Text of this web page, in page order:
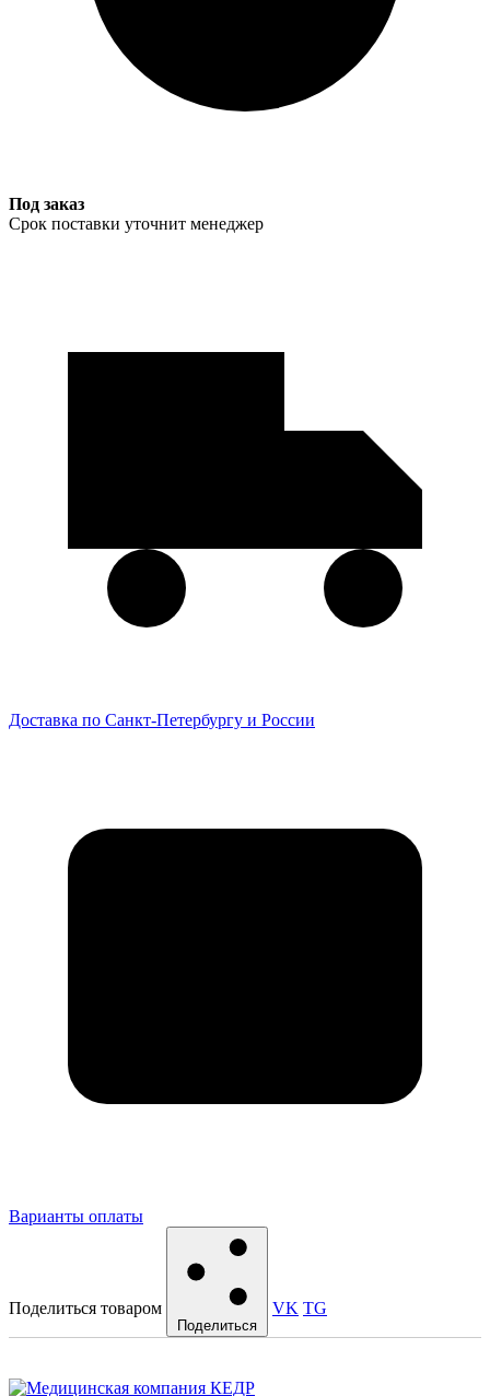
Под заказ
Срок поставки уточнит менеджер
Доставка по Санкт-Петербургу и России
Варианты оплаты
Поделиться товаром
Поделиться
VK TG